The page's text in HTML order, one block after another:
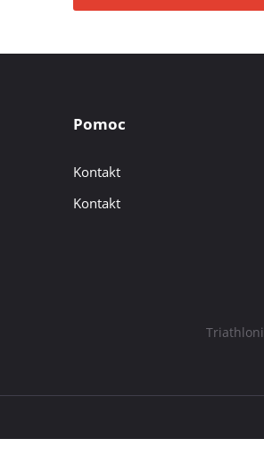
Pomoc
Kontakt
Kontakt